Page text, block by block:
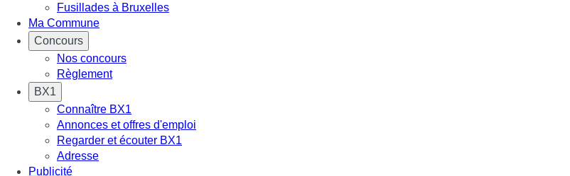
Fusillades à Bruxelles
Ma Commune
Concours
Nos concours
Règlement
BX1
Connaître BX1
Annonces et offres d'emploi
Regarder et écouter BX1
Adresse
Publicité